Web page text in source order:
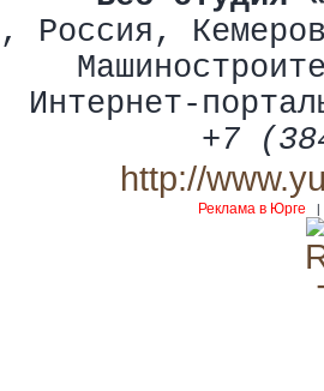
, Россия ,
Интернет-
+7
http://
Реклама в Юрге